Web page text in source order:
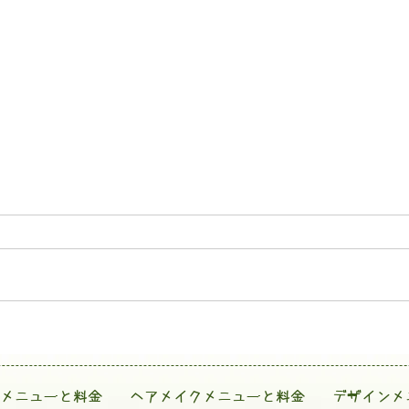
ニューと料金 ヘアメイクメニューと料金 デザイン